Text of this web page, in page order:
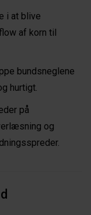
i at blive
af korn til
bundsneglene
hurtigt.
på
og